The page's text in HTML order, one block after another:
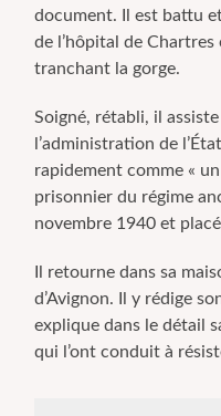
document. Il est battu
de l’hôpital de
tranchant la gorge.
Soigné, rétabli, il
l’administration de
rapidement comme «
prisonnier du régime
novembre 1940 et
Il retourne dans sa
d’Avignon. Il y rédige
explique dans le détail
qui l’ont conduit à